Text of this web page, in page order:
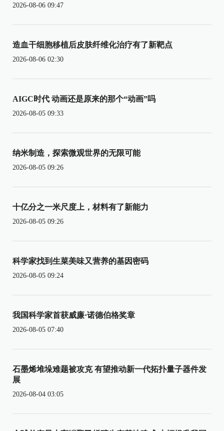
2026-08-06 09:47
造血干细胞移植后皮肤纤维化治疗有了新靶点
2026-08-06 02:30
AIGC时代 动画还是原来的那个“动画”吗
2026-08-05 09:33
纳米制造，探索微观世界的无限可能
2026-08-05 09:26
十亿分之一米尺度上，材料有了新能力
2026-08-05 09:26
科学家找到生菜美味又营养的基因密码
2026-08-05 09:24
我国科学家首获威廉·诺德伯格奖章
2026-08-05 07:40
石墨烯堆垛难题被攻克 有望推动新一代拓扑量子器件发
展
2026-08-04 03:05